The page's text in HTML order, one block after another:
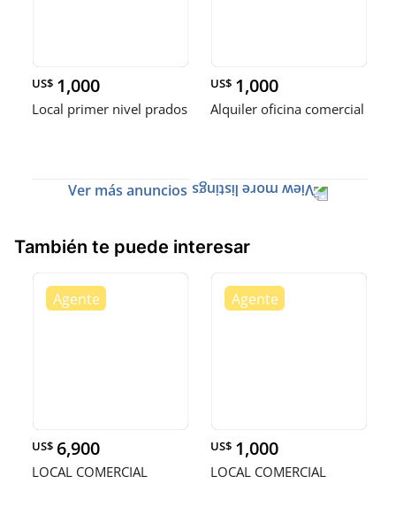
US$ 1,000
Local primer nivel prados
US$ 1,000
Alquiler oficina comercial
Ver más anuncios
También te puede interesar
US$ 6,900
LOCAL COMERCIAL
US$ 1,000
LOCAL COMERCIAL